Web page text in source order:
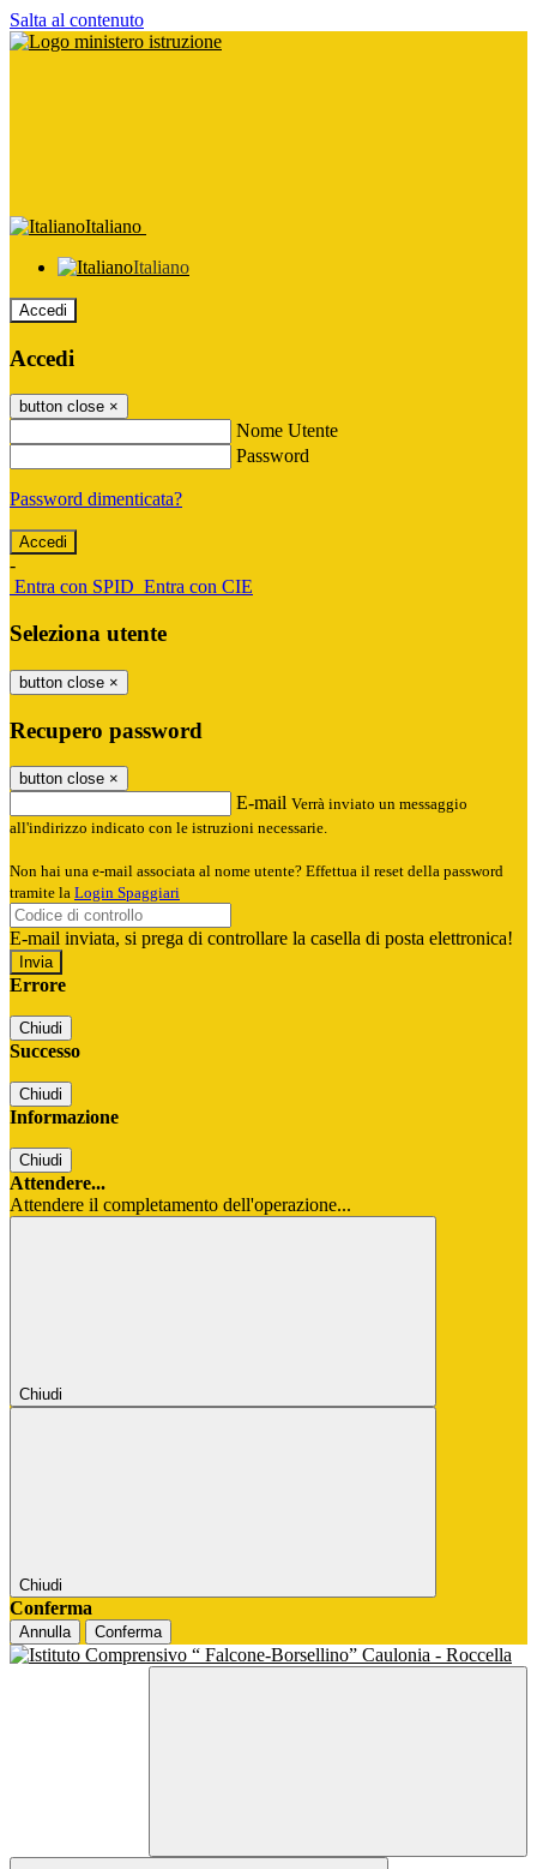
Salta al contenuto
Italiano
Italiano
Accedi
Accedi
button close ×
Nome Utente
Password
Password dimenticata?
-
Entra con SPID Entra con CIE
Seleziona utente
button close ×
Recupero password
button close ×
E-mail Verrà inviato un messaggio
all'indirizzo indicato con le istruzioni necessarie.
Non hai una e-mail associata al nome utente? Effettua il reset della password
tramite la Login Spaggiari
E-mail inviata, si prega di controllare la casella di posta elettronica!
Errore
Chiudi
Successo
Chiudi
Informazione
Chiudi
Attendere...
Attendere il completamento dell'operazione...
Chiudi
Chiudi
Conferma
Annulla Conferma